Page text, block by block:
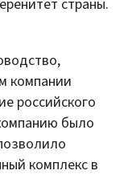
страны.
компании
российского
было
комплекс в